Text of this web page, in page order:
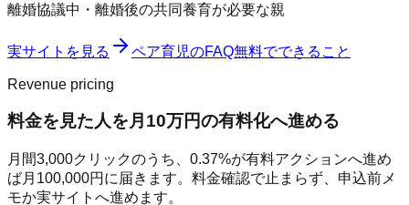
離婚協議中・離婚後の共同養育が必要な親
実サイトを見る ペア育児のFAQ無料でできること
Revenue pricing
料金を見た人を月10万円の有料化へ進める
月間3,000クリックのうち、 0.37%が有料アクションへ進め
ば月 100,000円に届きます。料金確認で止まらず、申込前メ
モか実サイトへ進めます。